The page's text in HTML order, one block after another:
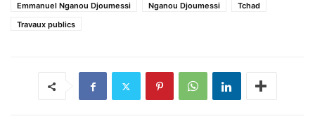
Emmanuel Nganou Djoumessi
Nganou Djoumessi
Tchad
Travaux publics